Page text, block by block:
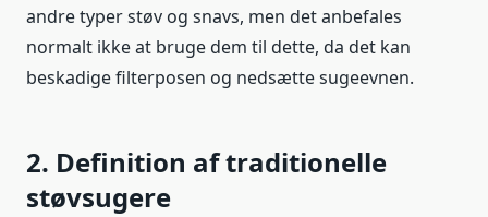
andre typer støv og snavs, men det anbefales
normalt ikke at bruge dem til dette, da det kan
beskadige filterposen og nedsætte sugeevnen.
2. Definition af traditionelle
støvsugere